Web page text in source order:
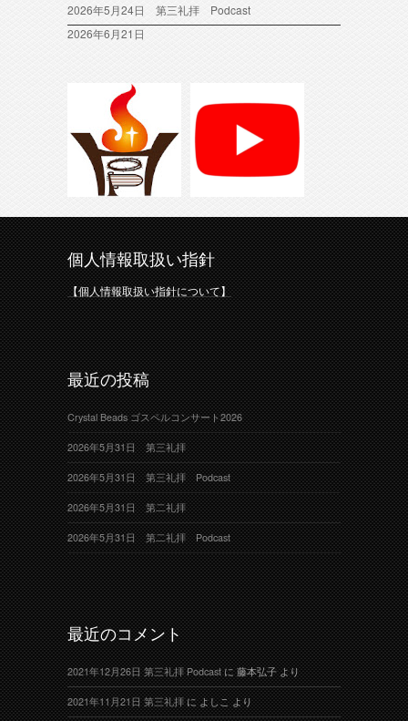
2026年5月24日 第三礼拝 Podcast
2026年6月21日
個人情報取扱い指針
【個人情報取扱い指針について】
最近の投稿
Crystal Beads ゴスペルコンサート2026
2026年5月31日 第三礼拝
2026年5月31日 第三礼拝 Podcast
2026年5月31日 第二礼拝
2026年5月31日 第二礼拝 Podcast
最近のコメント
2021年12月26日 第三礼拝 Podcastに藤本弘子より
2021年11月21日 第三礼拝によしこより